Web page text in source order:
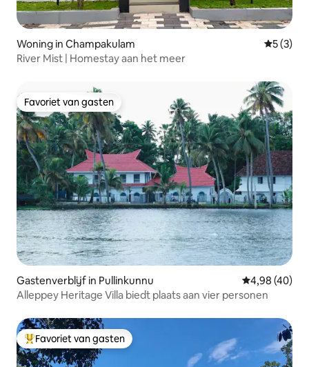
Woning in Champakulam
5 (3)
River Mist | Homestay aan het meer
Favoriet van gasten
Favoriet van gasten
Gastenverblijf in Pullinkunnu Gemiddelde
4,98 (40)
Alleppey Heritage Villa biedt plaats aan vier personen
Topfavoriet van gasten
Favoriet van gasten